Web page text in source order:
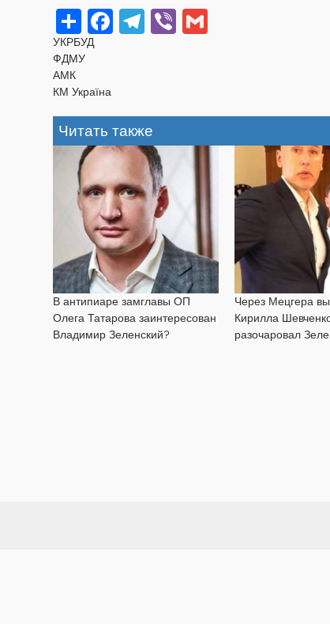
Share
Facebook
Telegram
Viber
УКРБУД
ФДМУ
АМК
КМ Україна
Читать также
В антипиаре замглавы ОП
Олега Татарова заинтересован
Владимир Зеленский?
Через Мецгера
Кирилла
разочаровал